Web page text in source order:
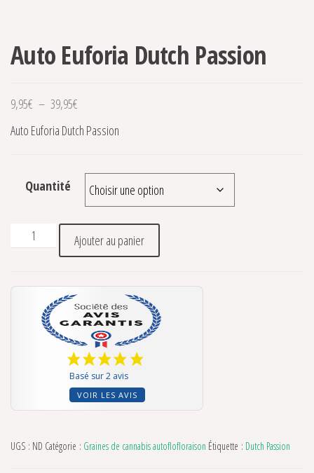
Auto Euforia Dutch Passion
9,95€ – 39,95€
Auto Euforia Dutch Passion
Quantité
quantité de Auto Euforia Dutch Passion
Ajouter au panier
Basé sur 2 avis
VOIR LES AVIS
UGS : ND Catégorie : Graines de cannabis autoflofloraison Étiquette : Dutch Passion